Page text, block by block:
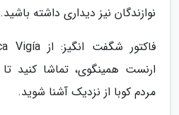
نوازندگان نیز دیداری داشته باشید.
ارنست همینگوی، تماشا کنید تا
مردم کوبا از نزدیک آشنا شوید.